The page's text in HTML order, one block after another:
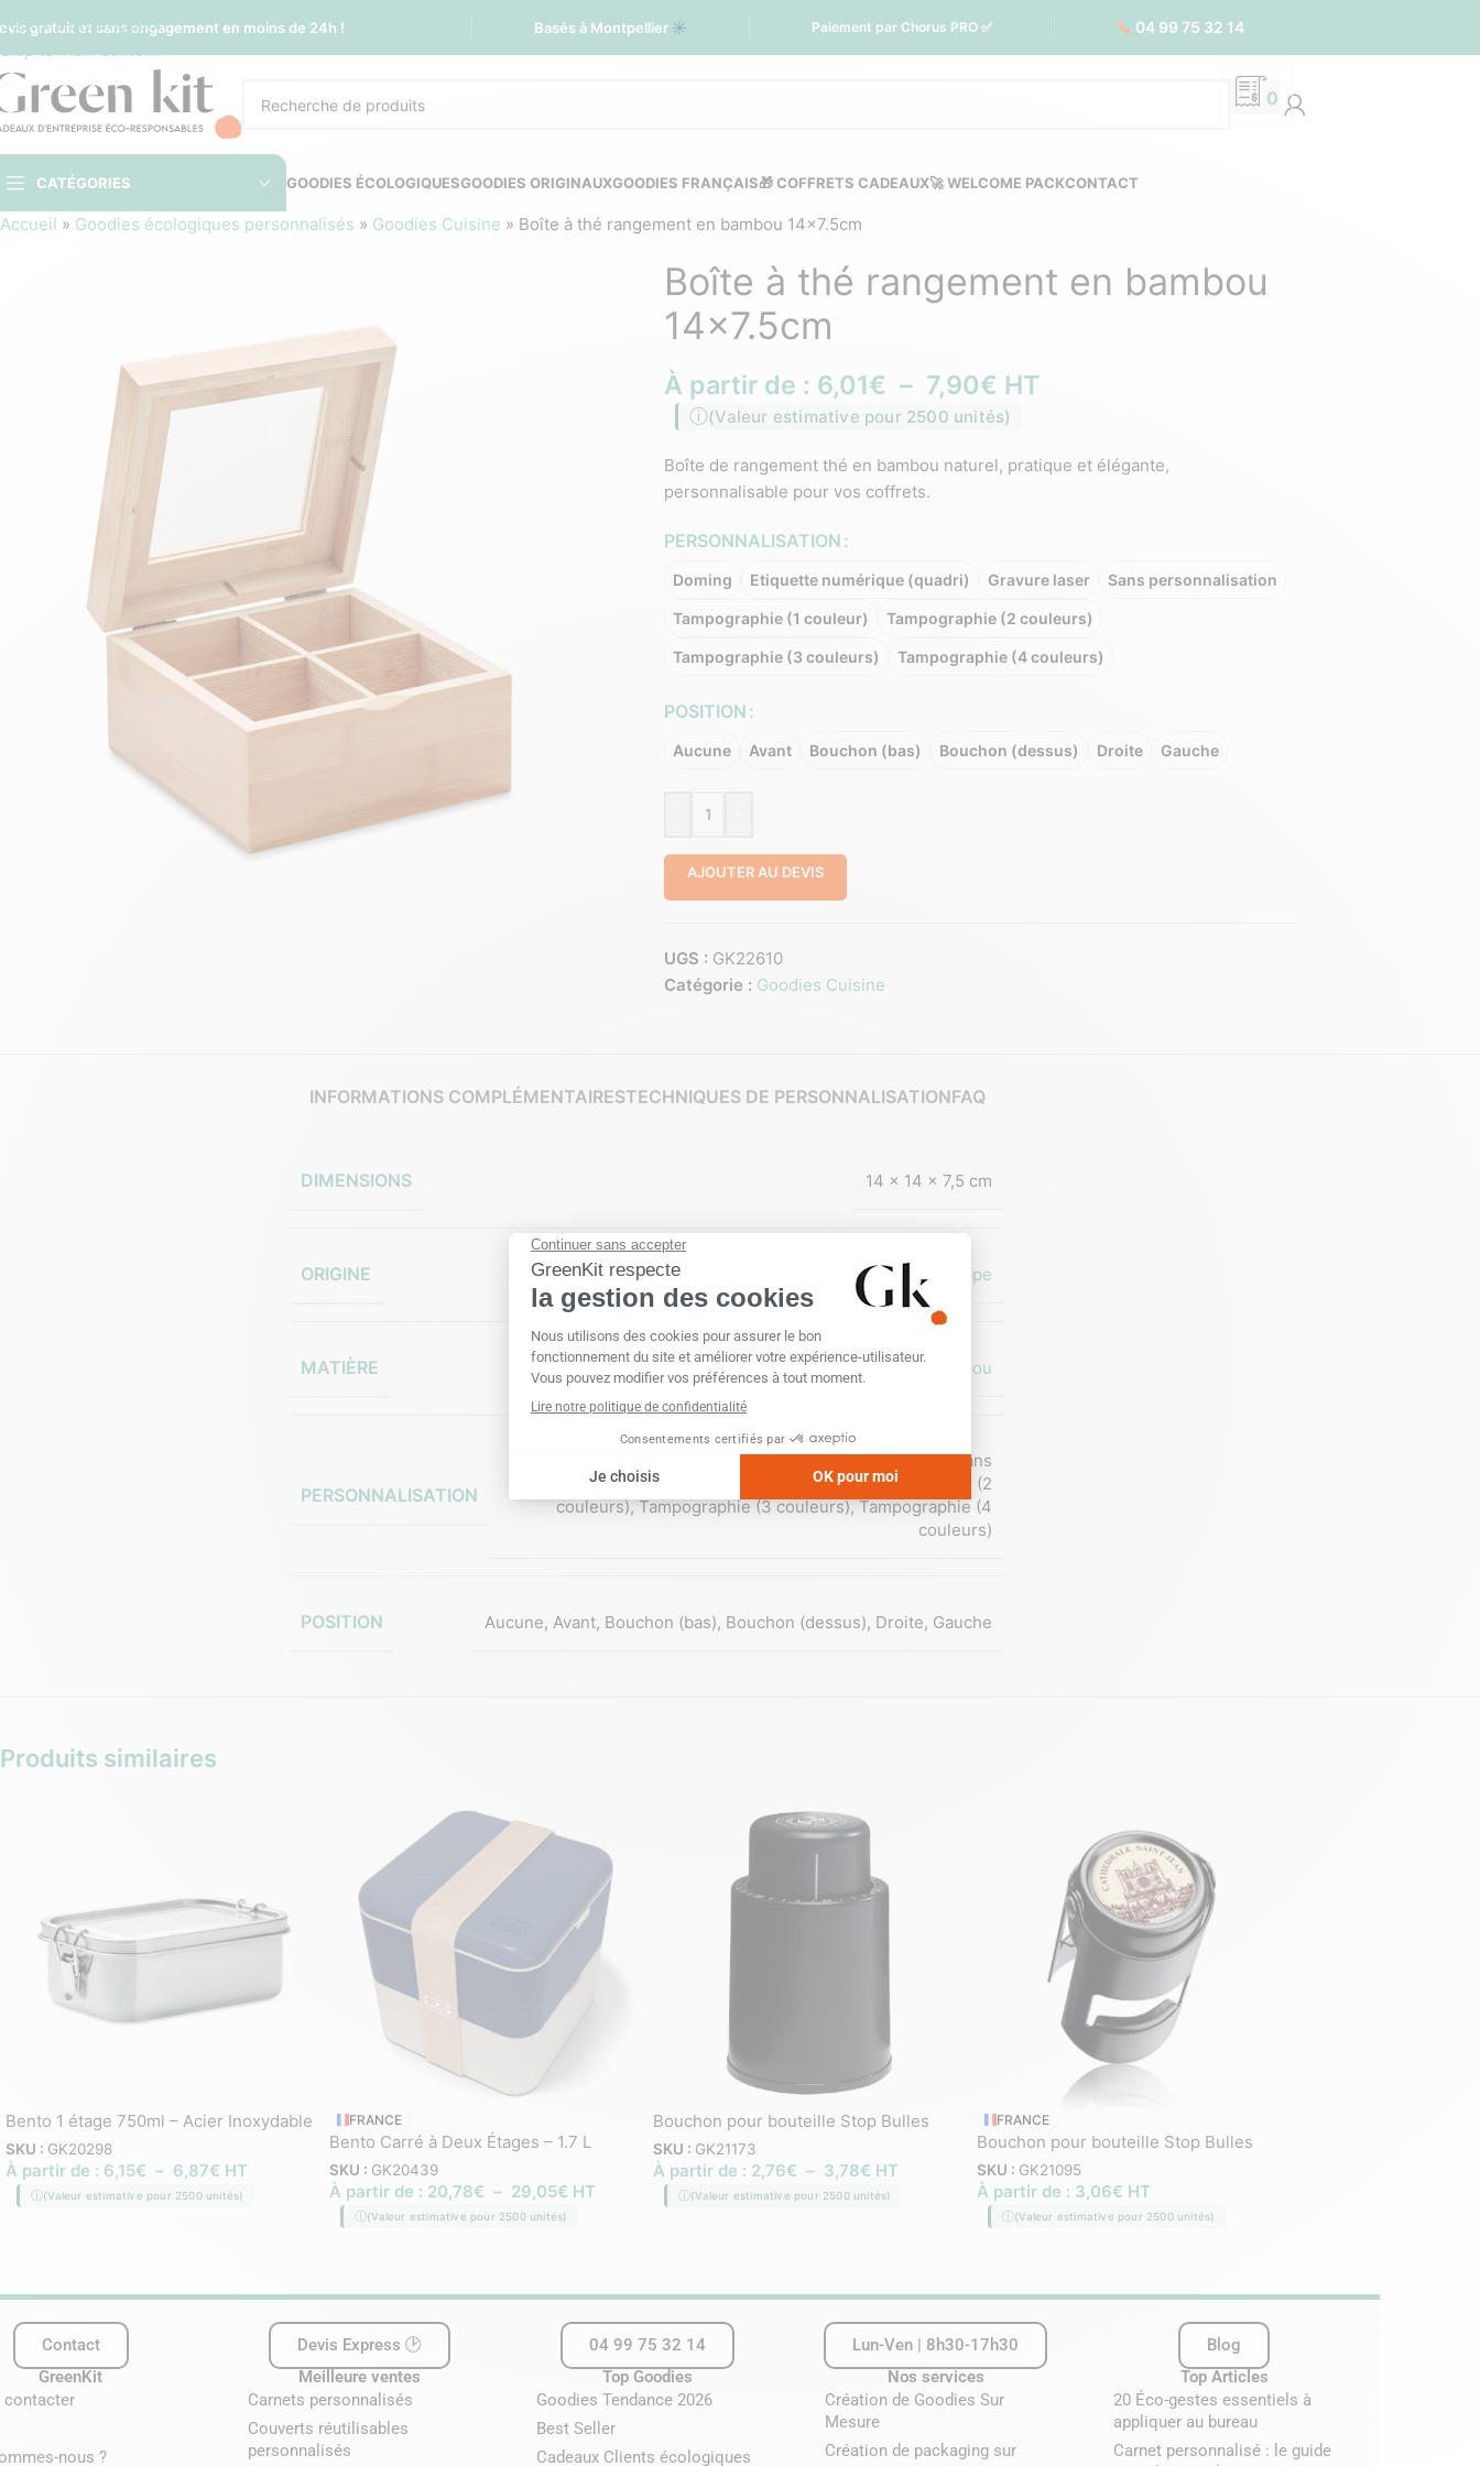
Sauter à la navigation
Skip to main content
gratuit et sans engagement en moins de 24h ! Basés à Montpellier ☀️ Paiement par Chorus PRO ✅ 📞 04 99 75 32 14
0
CATÉGORIES GOODIES ÉCOLOGIQUESGOODIES ORIGINAUXGOODIES FRANÇAIS🎁 COFFRETS CADEAUX🚀 WELCOME PACKCONTACT
Accueil » Goodies écologiques personnalisés » Goodies Cuisine » Boîte à thé rangement en bambou 14×7.5cm
Boîte à thé rangement en bambou
14×7.5cm
À partir de : 6,01€ – 7,90€ HT
(Valeur estimative pour 2500 unités)
Boîte de rangement thé en bambou naturel, pratique et élégante,
personnalisable pour vos coffrets.
PERSONNALISATION
Doming Etiquette numérique (quadri) Gravure laser Sans personnalisation
Tampographie (1 couleur) Tampographie (2 couleurs)
Tampographie (3 couleurs) Tampographie (4 couleurs)
POSITION
Aucune Avant Bouchon (bas) Bouchon (dessus) Droite Gauche
AJOUTER AU DEVIS
UGS : GK22610
Catégorie : Goodies Cuisine
INFORMATIONS COMPLÉMENTAIRESTECHNIQUES DE PERSONNALISATIONFAQ
DIMENSIONS 14 × 14 × 7,5 cm
ORIGINE Hors Europe
MATIÈRE Bambou
PERSONNALISATION
Etiquette numérique (quadri),Gravure laser,Sans
personnalisation,Tampographie (1 couleur),Tampographie (2
couleurs), Tampographie (3 couleurs), Tampographie (4
couleurs)
POSITION Aucune, Avant, Bouchon (bas), Bouchon (dessus), Droite, Gauche
Produits similaires
Bento 1 étage 750ml – Acier Inoxydable
SKU : GK20298
À partir de : 6,15€ – 6,87€ HT
(Valeur estimative pour 2500 unités)
FRANCE
Bento Carré à Deux Étages – 1.7 L
SKU : GK20439
À partir de : 20,78€ – 29,05€ HT
(Valeur estimative pour 2500 unités)
Bouchon pour bouteille Stop Bulles
SKU : GK21173
À partir de : 2,76€ – 3,78€ HT
(Valeur estimative pour 2500 unités)
FRANCE
Bouchon pour bouteille Stop Bulles
SKU : GK21095
À partir de : 3,06€ HT
(Valeur estimative pour 2500 unités)
Contact
GreenKit
contacter
nous ?
Devis Express 🕑
Meilleure ventes
Carnets personnalisés
Couverts réutilisables
personnalisés
04 99 75 32 14
Top Goodies
Goodies Tendance 2026
Best Seller
Cadeaux Clients écologiques
Lun-Ven | 8h30-17h30
Nos services
Création de Goodies Sur
Mesure
Création de packaging sur
Blog
Top Articles
20 Éco-gestes essentiels à
appliquer au bureau
Carnet personnalisé : le guide